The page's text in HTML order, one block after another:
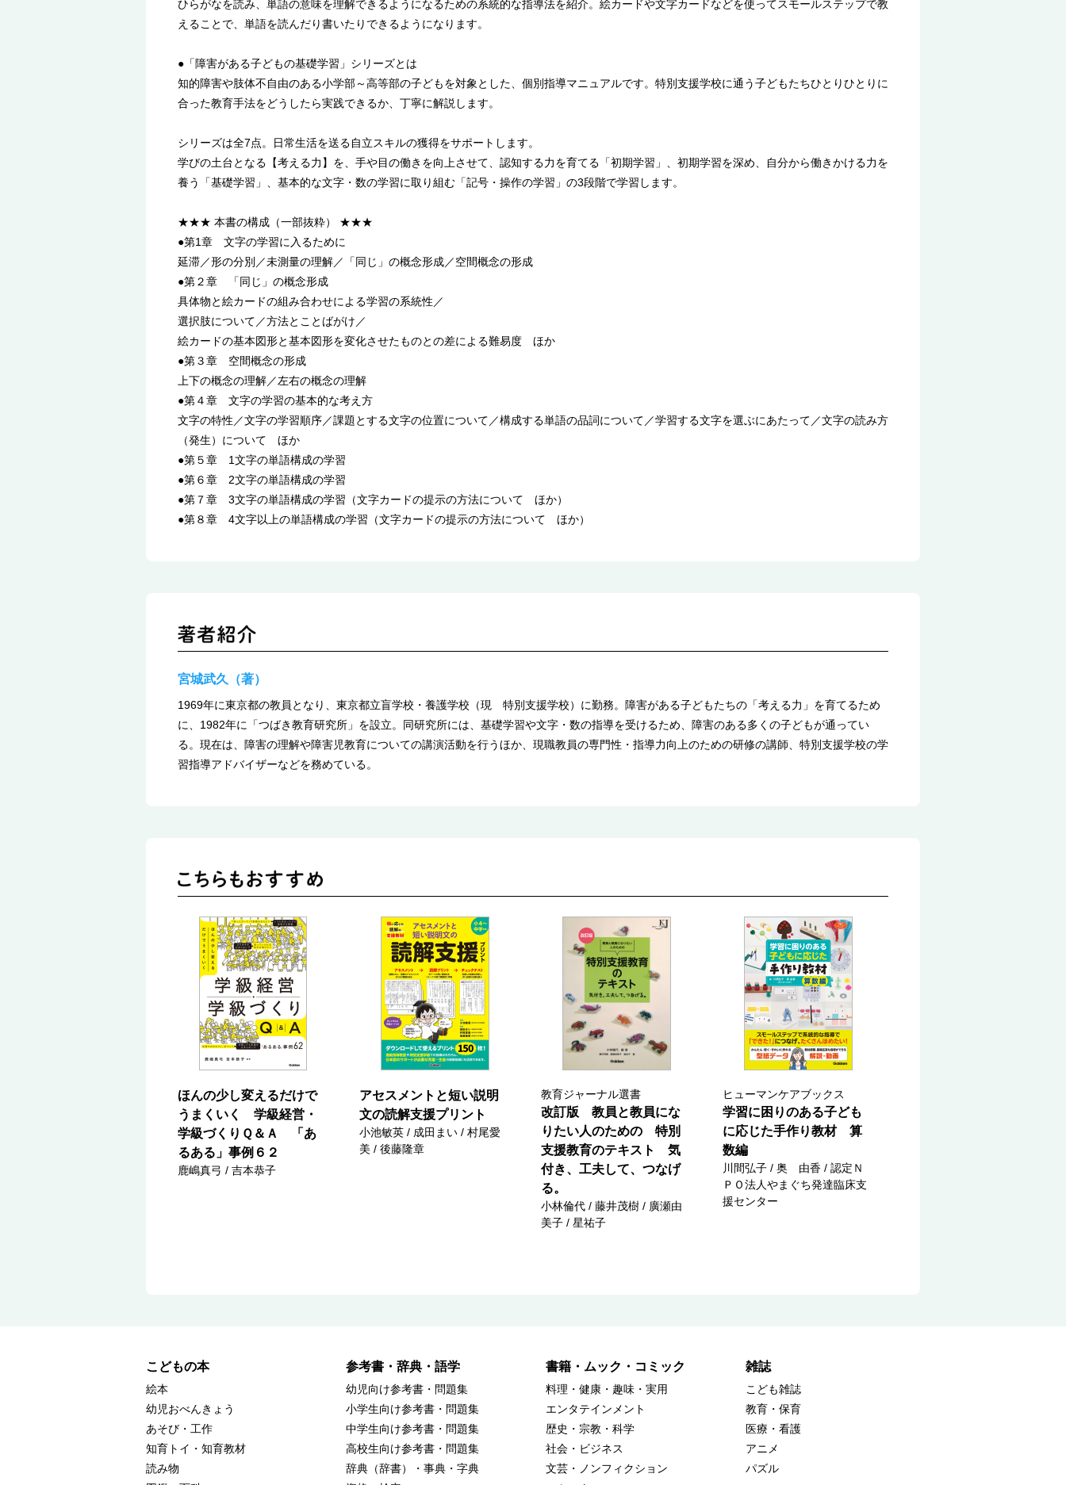
ひらがなを読み、単語の意味を理解できるようになるための系統的な指導法を紹介。絵カードや文字カードなどを使ってスモールステップで教
えることで、単語を読んだり書いたりできるようになります。
●「障害がある子どもの基礎学習」シリーズとは
知的障害や肢体不自由のある小学部～高等部の子どもを対象とした、個別指導マニュアルです。特別支援学校に通う子どもたちひとりひとりに
合った教育手法をどうしたら実践できるか、丁寧に解説します。
シリーズは全7点。日常生活を送る自立スキルの獲得をサポートします。
学びの土台となる【考える力】を、手や目の働きを向上させて、認知する力を育てる「初期学習」、初期学習を深め、自分から働きかける力を
養う「基礎学習」、基本的な文字・数の学習に取り組む「記号・操作の学習」の3段階で学習します。
★★★ 本書の構成（一部抜粋） ★★★
●第1章 文字の学習に入るために
延滞／形の分別／未測量の理解／「同じ」の概念形成／空間概念の形成
●第２章 「同じ」の概念形成
具体物と絵カードの組み合わせによる学習の系統性／
選択肢について／方法とことばがけ／
絵カードの基本図形と基本図形を変化させたものとの差による難易度 ほか
●第３章 空間概念の形成
上下の概念の理解／左右の概念の理解
●第４章 文字の学習の基本的な考え方
文字の特性／文字の学習順序／課題とする文字の位置について／構成する単語の品詞について／学習する文字を選ぶにあたって／文字の読み方
（発生）について ほか
●第５章 1文字の単語構成の学習
●第６章 2文字の単語構成の学習
●第７章 3文字の単語構成の学習（文字カードの提示の方法について ほか）
●第８章 4文字以上の単語構成の学習（文字カードの提示の方法について ほか）
宮城武久（著）
1969年に東京都の教員となり、東京都立盲学校・養護学校（現 特別支援学校）に勤務。障害がある子どもたちの「考える力」を育てるため
に、1982年に「つばき教育研究所」を設立。同研究所には、基礎学習や文字・数の指導を受けるため、障害のある多くの子どもが通ってい
る。現在は、障害の理解や障害児教育についての講演活動を行うほか、現職教員の専門性・指導力向上のための研修の講師、特別支援学校の学
習指導アドバイザーなどを務めている。
ほんの少し変えるだけで
うまくいく 学級経営・
学級づくりＱ＆Ａ 「あ
るある」事例６２
鹿嶋真弓 / 吉本恭子
アセスメントと短い説明
文の読解支援プリント
小池敏英 / 成田まい / 村尾愛
美 / 後藤隆章
教育ジャーナル選書
改訂版 教員と教員にな
りたい人のための 特別
支援教育のテキスト 気
付き、工夫して、つなげ
る。
小林倫代 / 藤井茂樹 / 廣瀬由
美子 / 星祐子
ヒューマンケアブックス
学習に困りのある子ども
に応じた手作り教材 算
数編
川間弘子 / 奥 由香 / 認定Ｎ
ＰＯ法人やまぐち発達臨床支
援センター
こどもの本
絵本
幼児おべんきょう
あそび・工作
知育トイ・知育教材
読み物
参考書・辞典・語学
幼児向け参考書・問題集
小学生向け参考書・問題集
中学生向け参考書・問題集
高校生向け参考書・問題集
辞典（辞書）・事典・字典
書籍・ムック・コミック
料理・健康・趣味・実用
エンタテインメント
歴史・宗教・科学
社会・ビジネス
文芸・ノンフィクション
雑誌
こども雑誌
教育・保育
医療・看護
アニメ
パズル